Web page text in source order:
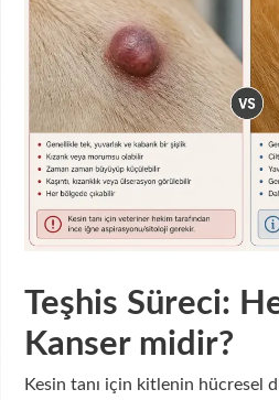
Teşhis Süreci:
Kanser midir?
Kesin tanı için kitlenin hücresel